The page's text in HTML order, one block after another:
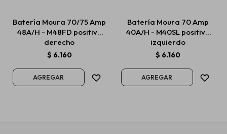
Batería Moura 70/75 Amp
48A/H - M48FD positivo
derecho
$ 6.160
Batería Moura 70 Amp
40A/H - M40SL positivo
izquierdo
$ 6.160